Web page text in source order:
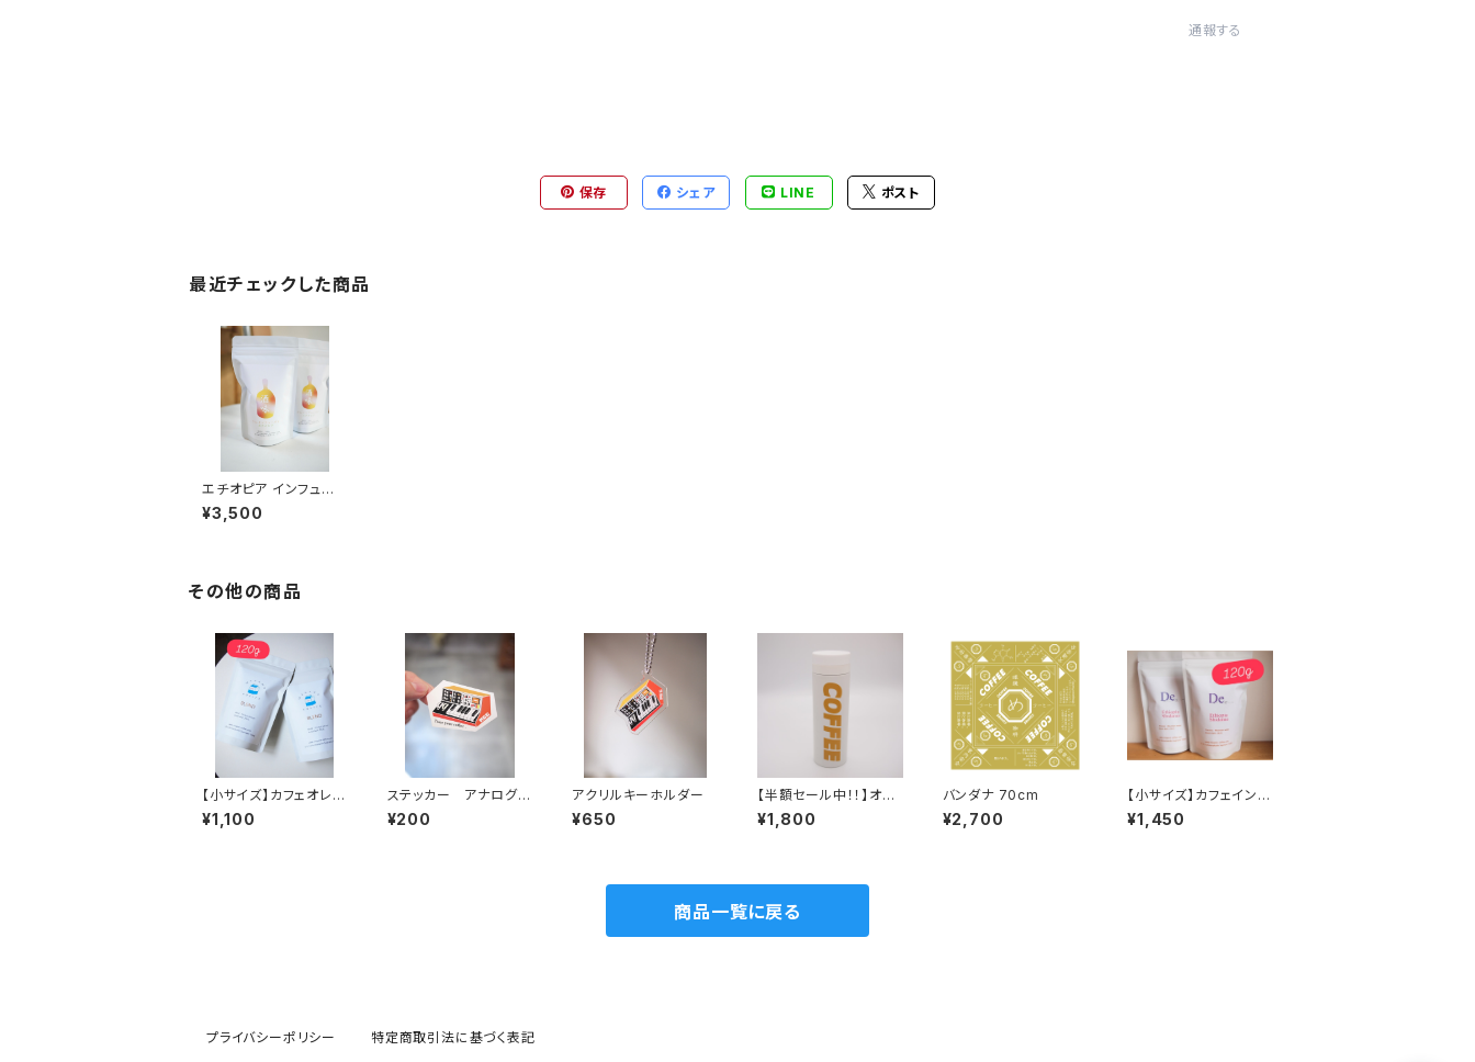
通報する
保存 シェア LINE ポスト
最近チェックした商品
エチオピア インフュー
ズド ラム 中浅煎
り 240ｇ
¥3,500
その他の商品
【小サイズ】カフェオレブ
レンド 120ｇ 中深煎
り
¥1,100
ステッカー アナログシ
ンセサイザー
¥200
アクリルキーホルダー
¥650
【半額セール中！！】オリ
ジナルサーモマグ 50
0ml ホワイト
¥1,800
バンダナ 70cm
¥2,700
【小サイズ】カフェインレ
ス エチオピア シダ
モ 120g 中深煎り
¥1,450
商品一覧に戻る
プライバシーポリシー 特定商取引法に基づく表記